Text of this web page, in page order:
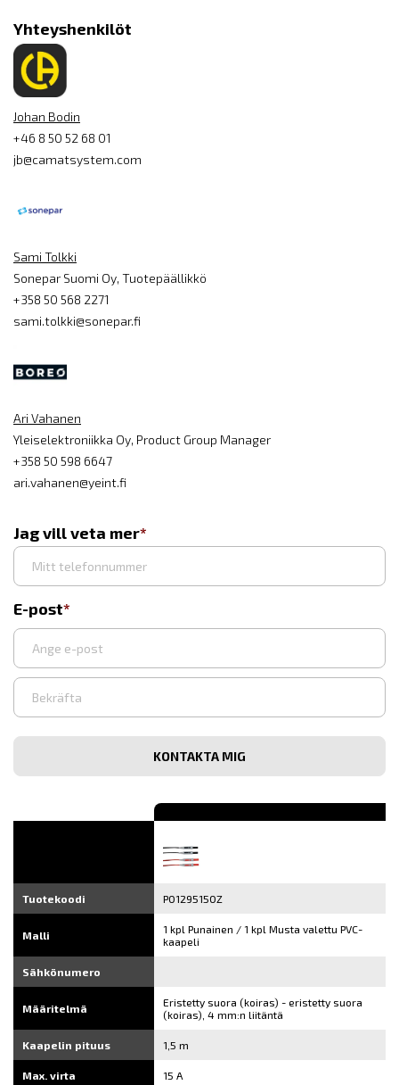
Yhteyshenkilöt
Johan Bodin
+46 8 50 52 68 01
jb@camatsystem.com
Sami Tolkki
Sonepar Suomi Oy, Tuotepäällikkö
+358 50 568 2271
sami.tolkki@sonepar.fi
Ari Vahanen
Yleiselektroniikka Oy, Product Group Manager
+358 50 598 6647
ari.vahanen@yeint.fi
Jag vill veta mer
E-post
Syötä
sähköpostiosoite
Vahvista
Tuotekoodi P01295150Z
Malli
1 kpl Punainen / 1 kpl Musta valettu PVC-
kaapeli
Sähkönumero
Määritelmä
Eristetty suora (koiras) - eristetty suora
(koiras), 4 mm:n liitäntä
Kaapelin pituus 1,5 m
Max. virta 15 A